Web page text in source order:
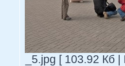
_5.jpg [ 103.92 Кб